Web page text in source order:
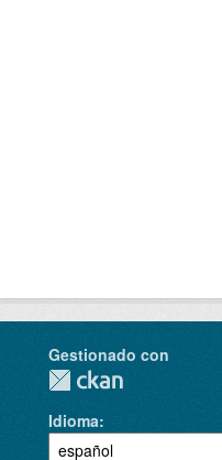
Gestionado con
Idioma